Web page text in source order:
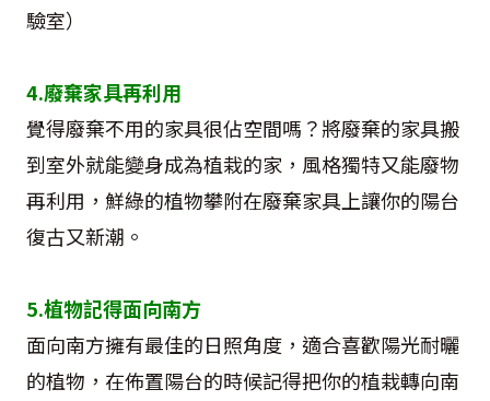
驗室）
4.廢棄家具再利用
覺得廢棄不用的家具很佔空間嗎？將廢棄的家具搬
到室外就能變身成為植栽的家，風格獨特又能廢物
再利用，鮮綠的植物攀附在廢棄家具上讓你的陽台
復古又新潮。
5.植物記得面向南方
面向南方擁有最佳的日照角度，適合喜歡陽光耐曬
的植物，在佈置陽台的時候記得把你的植栽轉向南